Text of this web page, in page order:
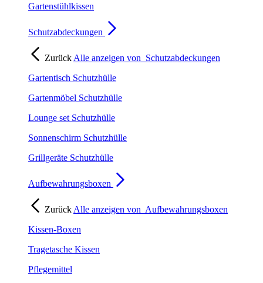
Gartenstühlkissen
Schutzabdeckungen
Zurück Alle anzeigen von Schutzabdeckungen
Gartentisch Schutzhülle
Gartenmöbel Schutzhülle
Lounge set Schutzhülle
Sonnenschirm Schutzhülle
Grillgeräte Schutzhülle
Aufbewahrungsboxen
Zurück Alle anzeigen von Aufbewahrungsboxen
Kissen-Boxen
Tragetasche Kissen
Pflegemittel